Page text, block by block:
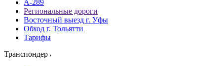
А-289
Региональные дороги
Восточный выезд г. Уфы
Обход г. Тольятти
Тарифы
Транспондер